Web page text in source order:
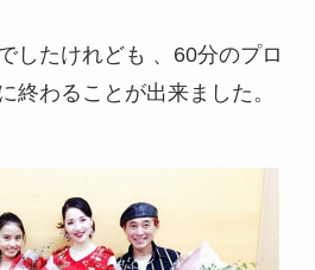
したけれども 、60分のプロ
終わることが出来ました。